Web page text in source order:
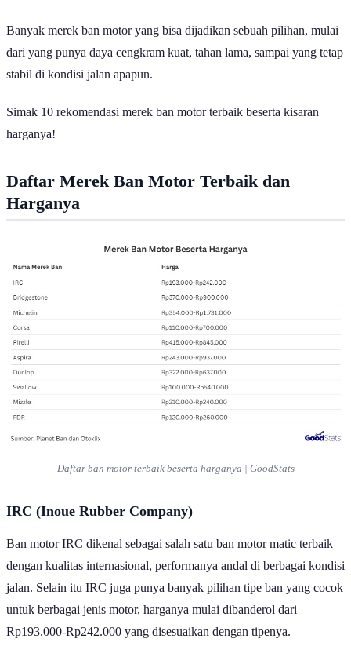
Banyak merek ban motor yang bisa dijadikan sebuah pilihan, mulai
dari yang punya daya cengkram kuat, tahan lama, sampai yang tetap
stabil di kondisi jalan apapun.
Simak 10 rekomendasi merek ban motor terbaik beserta kisaran
harganya!
Daftar Merek Ban Motor Terbaik dan
Harganya
Daftar ban motor terbaik beserta harganya | GoodStats
IRC (Inoue Rubber Company)
Ban motor IRC dikenal sebagai salah satu ban motor matic terbaik
dengan kualitas internasional, performanya andal di berbagai kondisi
jalan. Selain itu IRC juga punya banyak pilihan tipe ban yang cocok
untuk berbagai jenis motor, harganya mulai dibanderol dari
Rp193.000-Rp242.000 yang disesuaikan dengan tipenya.